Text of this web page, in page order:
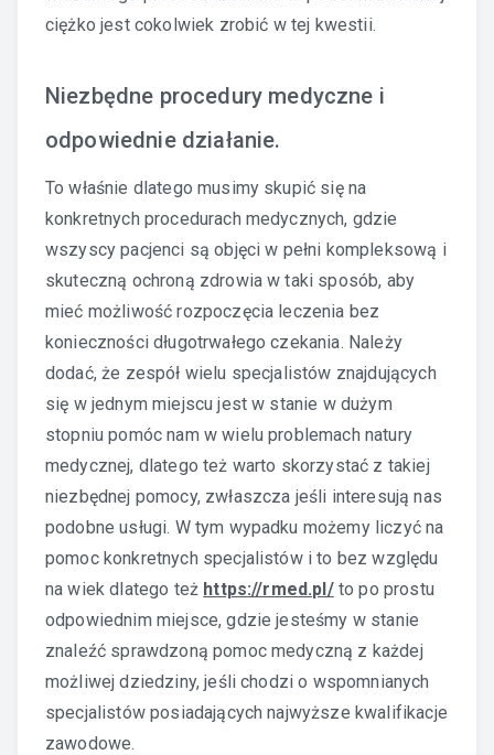
ciężko jest cokolwiek zrobić w tej kwestii.
Niezbędne procedury medyczne i
odpowiednie działanie.
To właśnie dlatego musimy skupić się na
konkretnych procedurach medycznych, gdzie
wszyscy pacjenci są objęci w pełni kompleksową i
skuteczną ochroną zdrowia w taki sposób, aby
mieć możliwość rozpoczęcia leczenia bez
konieczności długotrwałego czekania. Należy
dodać, że zespół wielu specjalistów znajdujących
się w jednym miejscu jest w stanie w dużym
stopniu pomóc nam w wielu problemach natury
medycznej, dlatego też warto skorzystać z takiej
niezbędnej pomocy, zwłaszcza jeśli interesują nas
podobne usługi. W tym wypadku możemy liczyć na
pomoc konkretnych specjalistów i to bez względu
na wiek dlatego też https://rmed.pl/to po prostu
odpowiednim miejsce, gdzie jesteśmy w stanie
znaleźć sprawdzoną pomoc medyczną z każdej
możliwej dziedziny, jeśli chodzi o wspomnianych
specjalistów posiadających najwyższe kwalifikacje
zawodowe.